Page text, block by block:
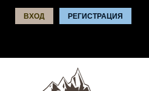
ВХОД РЕГИСТРАЦИЯ